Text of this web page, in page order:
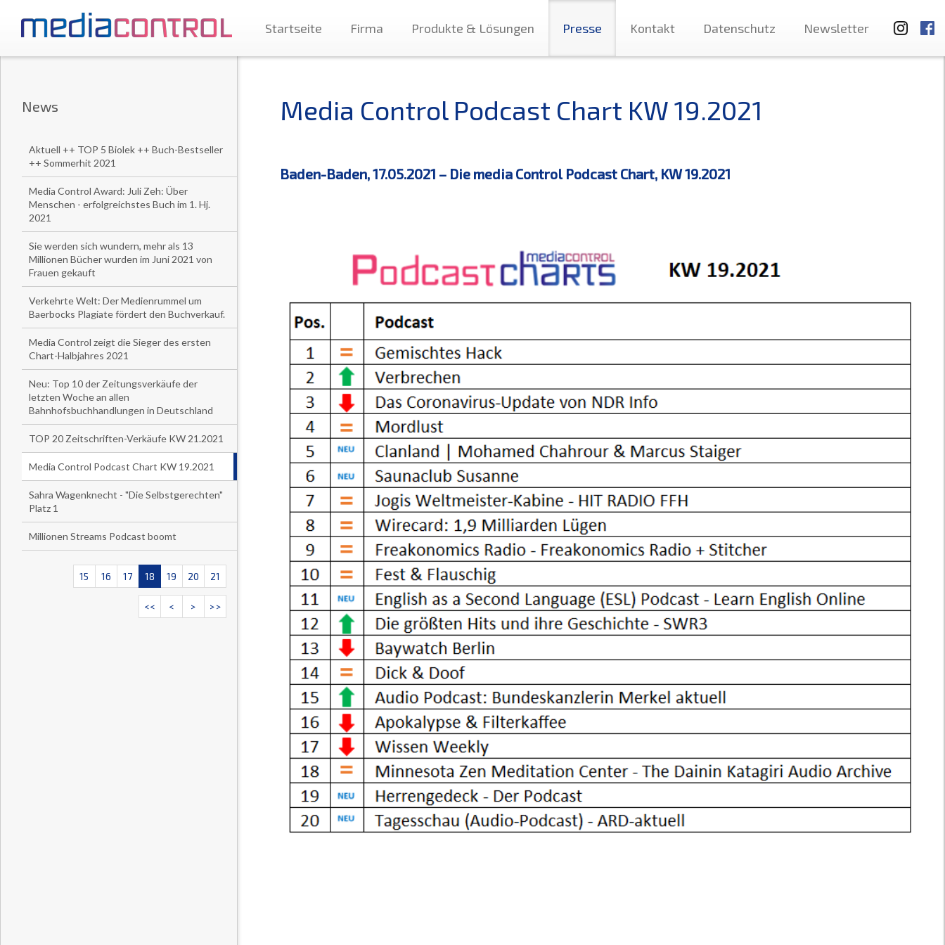
Startseite Firma Produkte & Lösungen Presse Kontakt Datenschutz Newsletter
News
Aktuell ++ TOP 5 Biolek ++ Buch-Bestseller
++ Sommerhit 2021
Media Control Award: Juli Zeh: Über
Menschen - erfolgreichstes Buch im 1. Hj.
2021
Sie werden sich wundern, mehr als 13
Millionen Bücher wurden im Juni 2021 von
Frauen gekauft
Verkehrte Welt: Der Medienrummel um
Baerbocks Plagiate fördert den Buchverkauf.
Media Control zeigt die Sieger des ersten
Chart-Halbjahres 2021
Neu: Top 10 der Zeitungsverkäufe der
letzten Woche an allen
Bahnhofsbuchhandlungen in Deutschland
TOP 20 Zeitschriften-Verkäufe KW 21.2021
Media Control Podcast Chart KW 19.2021
Sahra Wagenknecht - "Die Selbstgerechten"
Platz 1
Millionen Streams Podcast boomt
15 16 17 18 19 20 21
<< < > >>
Media Control Podcast Chart KW 19.2021
Baden-Baden, 17.05.2021 – Die media Control Podcast Chart, KW 19.2021